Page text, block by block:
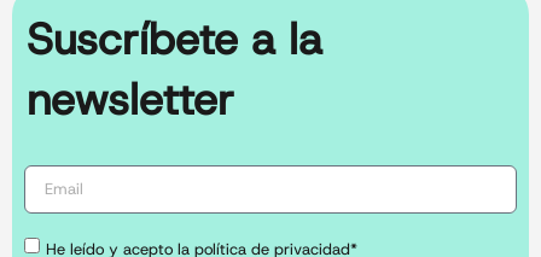
Suscríbete a la
newsletter
He leído y acepto la política de privacidad*